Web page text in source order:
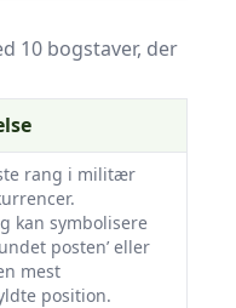
10 bogstaver, der
rang i militær
kan symbolisere
posten’ eller
mest
position.